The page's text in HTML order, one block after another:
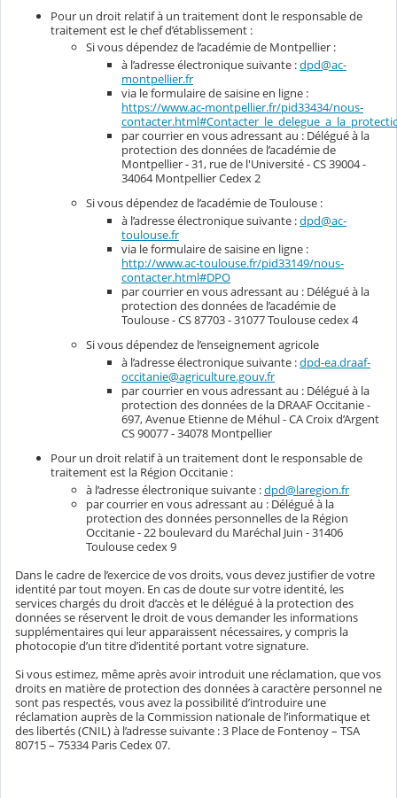
Pour un droit relatif à un traitement dont le responsable de
traitement est le chef d’établissement :
Si vous dépendez de l’académie de Montpellier :
à l’adresse électronique suivante :dpd@ac-
montpellier.fr
via le formulaire de saisine en ligne :
https://www.ac-montpellier.fr/pid33434/nous-
par courrier en vous adressant au : Délégué à la
protection des données de l’académie de
Montpellier - 31, rue de l'Université - CS 39004 -
34064 Montpellier Cedex 2
Si vous dépendez de l’académie de Toulouse :
à l’adresse électronique suivante :dpd@ac-
toulouse.fr
via le formulaire de saisine en ligne :
http://www.ac-toulouse.fr/pid33149/nous-
contacter.html#DPO
par courrier en vous adressant au : Délégué à la
protection des données de l’académie de
Toulouse - CS 87703 - 31077 Toulouse cedex 4
Si vous dépendez de l’enseignement agricole
à l’adresse électronique suivante :dpd-ea.draaf-
occitanie@agriculture.gouv.fr
par courrier en vous adressant au : Délégué à la
protection des données de la DRAAF Occitanie -
697, Avenue Etienne de Méhul - CA Croix d’Argent
CS 90077 - 34078 Montpellier
Pour un droit relatif à un traitement dont le responsable de
traitement est la Région Occitanie :
à l’adresse électronique suivante :dpd@laregion.fr
par courrier en vous adressant au : Délégué à la
protection des données personnelles de la Région
Occitanie - 22 boulevard du Maréchal Juin - 31406
Toulouse cedex 9
Dans le cadre de l’exercice de vos droits, vous devez justifier de votre
identité par tout moyen. En cas de doute sur votre identité, les
services chargés du droit d’accès et le délégué à la protection des
données se réservent le droit de vous demander les informations
supplémentaires qui leur apparaissent nécessaires, y compris la
photocopie d’un titre d’identité portant votre signature.
Si vous estimez, même après avoir introduit une réclamation, que vos
droits en matière de protection des données à caractère personnel ne
sont pas respectés, vous avez la possibilité d’introduire une
réclamation auprès de la Commission nationale de l’informatique et
des libertés (CNIL) à l’adresse suivante : 3 Place de Fontenoy – TSA
80715 – 75334 Paris Cedex 07.